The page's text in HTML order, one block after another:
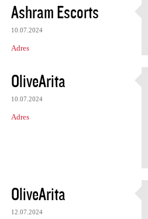
Ashram Escorts
10.07.2024
Adres
OliveArita
10.07.2024
Adres
OliveArita
12.07.2024